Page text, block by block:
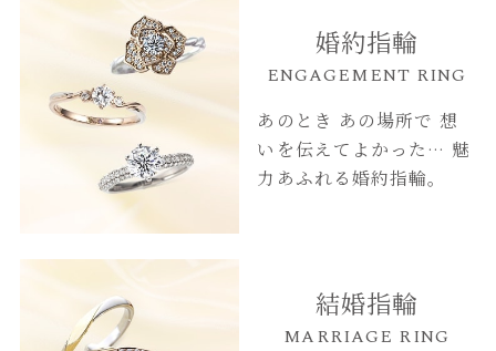
婚約指輪
ENGAGEMENT RING
あのとき あの場所で 想
いを伝えてよかった… 魅
力あふれる婚約指輪。
結婚指輪
MARRIAGE RING